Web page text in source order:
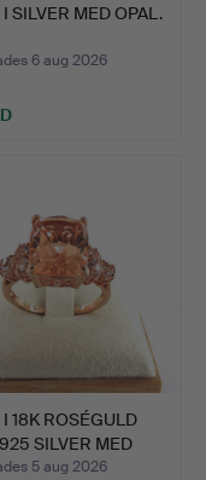
SILVER MED OPAL.
6 aug 2026
18K ROSÉGULD
SILVER MED
5 aug 2026